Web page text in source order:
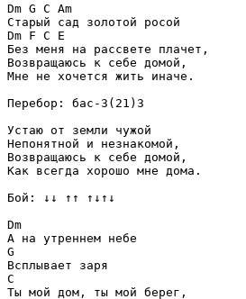
Dm G C Am
Старый сад золотой росой
Dm F C E
Без меня на рассвете плачет,
Возвращаюсь к себе домой,
Мне не хочется жить иначе.
Перебор: бас-3(21)3
Устаю от земли чужой
Непонятной и незнакомой,
Возвращаюсь к себе домой,
Как всегда хорошо мне дома.
Бой: ↓↓ ↑↑ ↑↓↑↓
Dm
А на утреннем небе
G
Всплывает заря
C
Ты мой дом, ты мой берег,